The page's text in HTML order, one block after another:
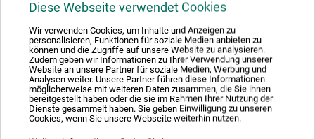
Diese Webseite verwendet Cookies
Wir verwenden Cookies, um Inhalte und Anzeigen zu
personalisieren, Funktionen für soziale Medien anbieten zu
können und die Zugriffe auf unsere Website zu analysieren.
Zudem geben wir Informationen zu Ihrer Verwendung unserer
Website an unsere Partner für soziale Medien, Werbung und
Analysen weiter. Unsere Partner führen diese Informationen
möglicherweise mit weiteren Daten zusammen, die Sie ihnen
bereitgestellt haben oder die sie im Rahmen Ihrer Nutzung der
Dienste gesammelt haben. Sie geben Einwilligung zu unseren
Cookies, wenn Sie unsere Webseite weiterhin nutzen.
diesem Produkt.
boesner GmbH holding + innovations
Gewerkenstr. 2
58456 Witten
DE
pm@boesner.com